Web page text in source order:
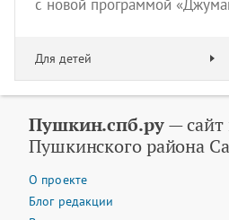
с новой программой
Для детей
Пушкин.спб.ру— сайт
Пушкинского района
О проекте
Блог редакции